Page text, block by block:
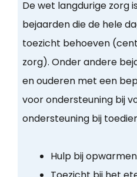
De wet langdurige zorg
bejaarden die de hele
toezicht behoeven
zorg). Onder andere
en ouderen met een
voor ondersteuning bij
ondersteuning bij
Hulp bij